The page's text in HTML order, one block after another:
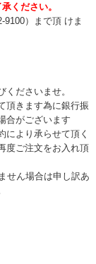
ください。
9100）まで頂 けま
ださいませ。
頂きます為に銀行振
合がございます
より承らせて頂く
度ご注文をお入れ頂
せん場合は申し訳あ